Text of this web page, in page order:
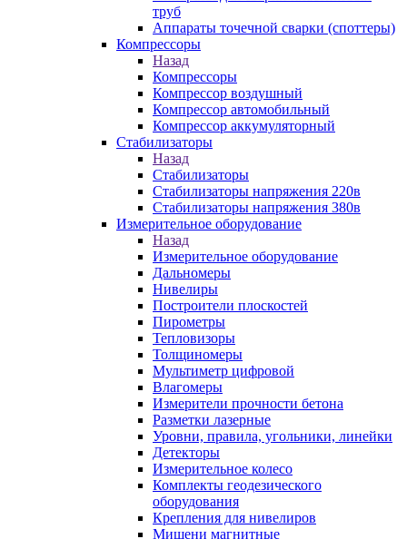
труб
Аппараты точечной сварки (споттеры)
Компрессоры
Назад
Компрессоры
Компрессор воздушный
Компрессор автомобильный
Компрессор аккумуляторный
Стабилизаторы
Назад
Стабилизаторы
Стабилизаторы напряжения 220в
Стабилизаторы напряжения 380в
Измерительное оборудование
Назад
Измерительное оборудование
Дальномеры
Нивелиры
Построители плоскостей
Пирометры
Тепловизоры
Толщиномеры
Мультиметр цифровой
Влагомеры
Измерители прочности бетона
Разметки лазерные
Уровни, правила, угольники, линейки
Детекторы
Измерительное колесо
Комплекты геодезического
оборудования
Крепления для нивелиров
Мишени магнитные